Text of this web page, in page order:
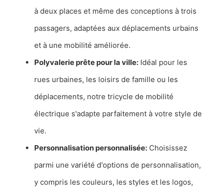
à deux places et même des conceptions à trois
passagers, adaptées aux déplacements urbains
et à une mobilité améliorée.
Polyvalerie prête pour la ville: Idéal pour les
rues urbaines, les loisirs de famille ou les
déplacements, notre tricycle de mobilité
électrique s'adapte parfaitement à votre style de
vie.
Personnalisation personnalisée: Choisissez
parmi une variété d'options de personnalisation,
y compris les couleurs, les styles et les logos,